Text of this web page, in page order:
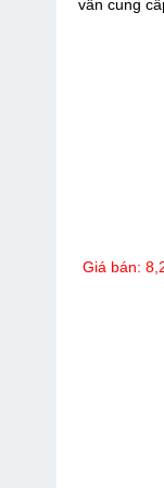
vẫn cung
Giá bán: